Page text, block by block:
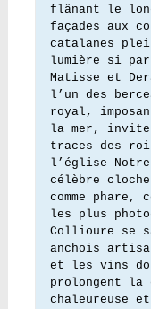
flânant le
façades aux
catalanes
lumière si
Matisse et
l’un des
royal,
la mer, invite
traces des
l’église Notre-
célèbre
comme phare,
les plus
Collioure se
anchois
et les vins
prolongent la
chaleureuse